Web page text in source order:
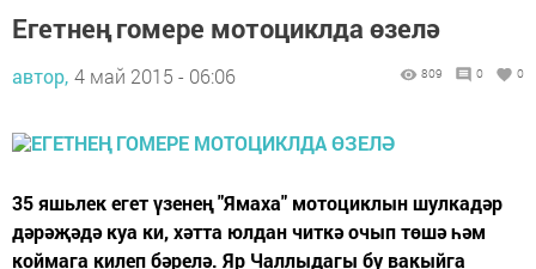
Егетнең гомере мотоциклда өзелә
автор, 4 май 2015 - 06:06 809 0 0
35 яшьлек егет үзенең "Ямаха" мотоциклын шулкадәр
дәрәҗәдә куа ки, хәтта юлдан читкә очып төшә һәм
коймага килеп бәрелә. Яр Чаллыдагы бу вакыйга